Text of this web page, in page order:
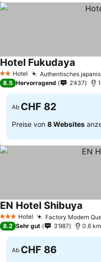
2 Sterne
Hotel Authentisches
Hotel Fukudaya
8.5 Hervorragend 2’437
Ab CHF 82
Preise von 8 Websites
3 SterneHotel Factory Modern
EN Hotel Shibuya
8.2 Sehr gut 3’987 0.6
Ab CHF 86